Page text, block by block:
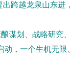
公示
跨越龙泉山东进
谋划、战略研究
，一个生机无限